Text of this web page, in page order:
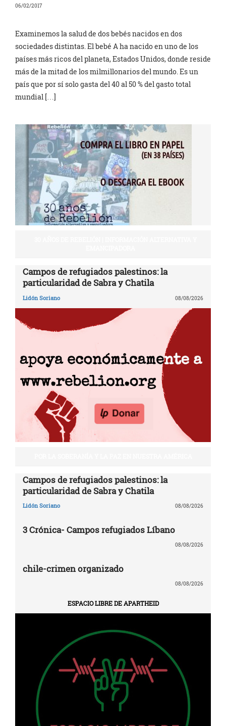
06/02/2017
Examinemos la salud de dos bebés nacidos en dos
sociedades distintas. El bebé A ha nacido en uno de los
países más ricos del planeta, Estados Unidos, donde reside
más de la mitad de los milmillonarios del mundo. Es un
país que por sí solo gasta del 40 al 50 % del gasto total
mundial […]
Campos de refugiados palestinos: la
particularidad de Sabra y Chatila
Lidón Soriano 08/08/2026
Campos de refugiados palestinos: la
particularidad de Sabra y Chatila
Lidón Soriano 08/08/2026
3 Crónica- Campos refugiados Líbano
08/08/2026
chile-crimen organizado
08/08/2026
ESPACIO LIBRE DE APARTHEID